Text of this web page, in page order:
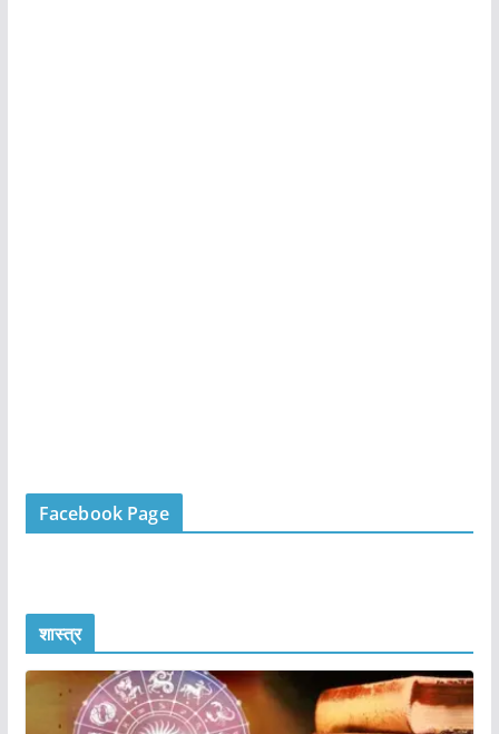
Facebook Page
शास्त्र